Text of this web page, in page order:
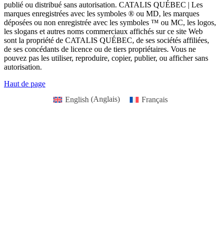
publié ou distribué sans autorisation. CATALIS QUÉBEC | Les
marques enregistrées avec les symboles ® ou MD, les marques
déposées ou non enregistrée avec les symboles ™ ou MC, les logos,
les slogans et autres noms commerciaux affichés sur ce site Web
sont la propriété de CATALIS QUÉBEC, de ses sociétés affiliées,
de ses concédants de licence ou de tiers propriétaires. Vous ne
pouvez pas les utiliser, reproduire, copier, publier, ou afficher sans
autorisation.
Haut de page
English (Anglais) Français